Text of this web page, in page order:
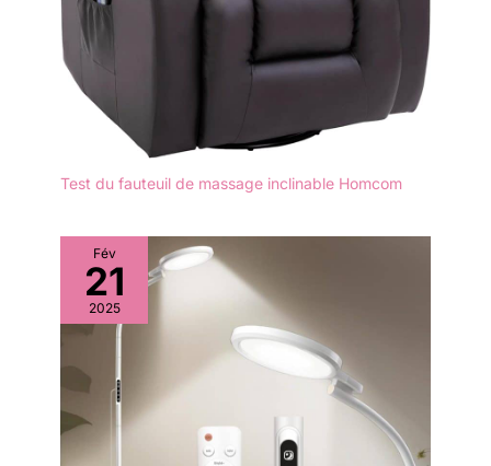
Test du fauteuil de massage inclinable Homcom
Fév
21
2025